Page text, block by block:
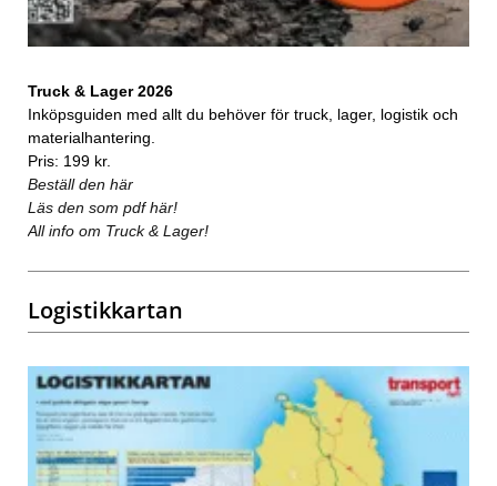
Truck & Lager 2026
Inköpsguiden med allt du behöver för truck, lager, logistik och
materialhantering.
Pris: 199 kr.
Beställ den här
Läs den som pdf här!
All info om Truck & Lager!
Logistikkartan